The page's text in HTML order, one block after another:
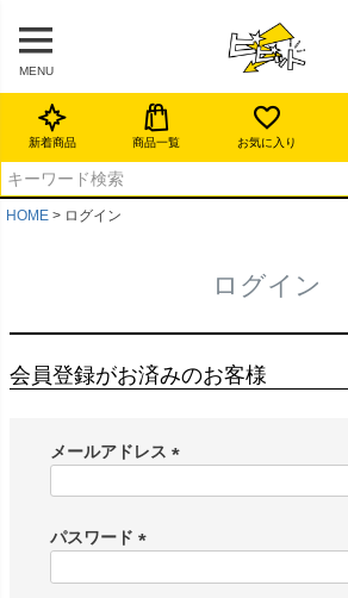
MENU
新着商品 商品一覧 お気に入り
HOME ログイン
ログイン
会員登録がお済みのお客様
メールアドレス
)
パスワード